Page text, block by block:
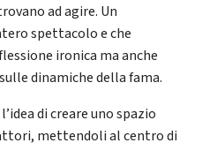
ad agire. Un
spettacolo e che
ironica ma anche
dinamiche della fama.
di creare uno spazio
mettendoli al centro di